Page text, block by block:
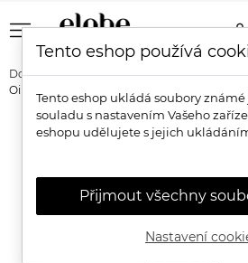
menu
Domů Značky RAAW Alchemy
Oil
Tento eshop používá
Tento eshop ukládá soubory známé
souladu s nastavením Vašeho
eshopu udělujete s jejich
Přijmout všechny
Nastavení